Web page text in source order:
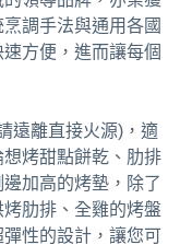
調手法與通用各國
方便，進而讓每個
遠離直接火源)，適
烤甜點餅乾、肋排
加高的烤墊，除了
肋排、全雞的烤盤
性的設計，讓您可